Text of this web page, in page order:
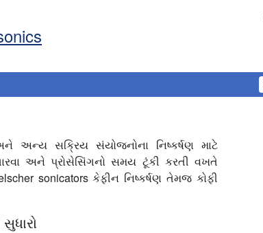
અન્ય સક્રિય સંયોજનોના નિષ્કર્ષણ માટે
અને પ્રોસેસિંગનો સમય ટૂંકી કરતી વખતે
sonicators કેફીન નિષ્કર્ષણ તેમજ કોફી